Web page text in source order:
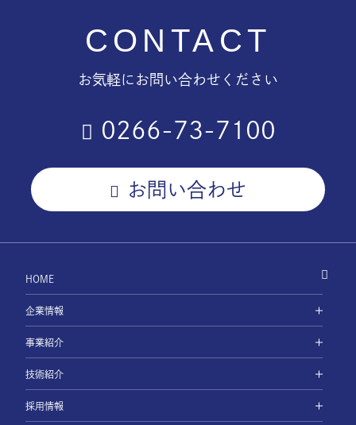
CONTACT
お気軽にお問い合わせください
0266-73-7100
お問い合わせ
HOME
企業情報
事業紹介
技術紹介
採用情報